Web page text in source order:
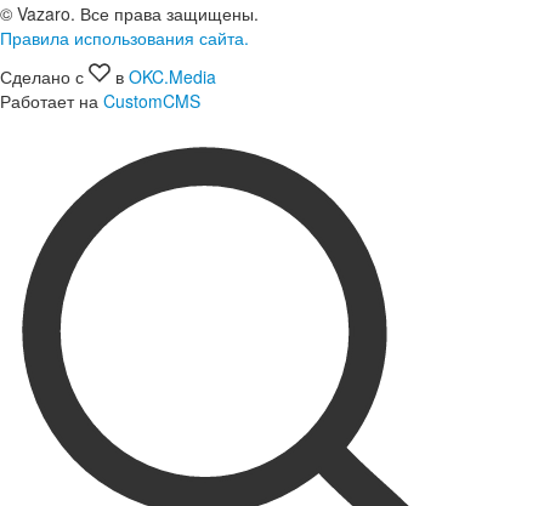
© Vazaro. Все права защищены.
Правила использования сайта.
Сделано с
в OKC.Media
Работает на CustomCMS